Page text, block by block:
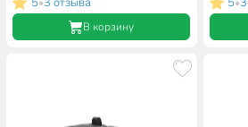
•
В корзину
•